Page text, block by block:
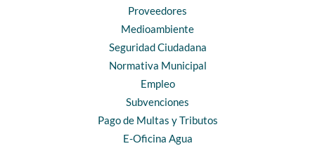
Proveedores
Medioambiente
Seguridad Ciudadana
Normativa Municipal
Empleo
Subvenciones
Pago de Multas y Tributos
E-Oficina Agua